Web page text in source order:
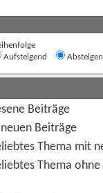
Aufsteigend
Beiträge
Beiträge
Thema mit
Thema